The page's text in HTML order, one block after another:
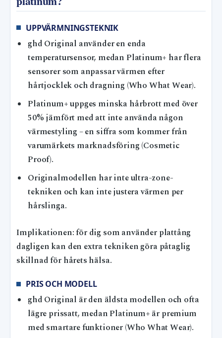
UPPVÄRMNINGSTEKNIK
ghd Original använder en enda
temperatursensor, medan Platinum+ har flera
sensorer som anpassar värmen efter
hårtjocklek och dragning (Who What Wear).
Platinum+ uppges minska hårbrott med över
50% jämfört med att inte använda någon
värmestyling – en siffra som kommer från
varumärkets marknadsföring (Cosmetic
Proof).
Originalmodellen har inte ultra-zone-
tekniken och kan inte justera värmen per
hårslinga.
Implikationen: för dig som använder plattång
dagligen kan den extra tekniken göra påtaglig
skillnad för hårets hälsa.
PRIS OCH MODELL
ghd Original är den äldsta modellen och ofta
lägre prissatt, medan Platinum+ är premium
med smartare funktioner (Who What Wear).